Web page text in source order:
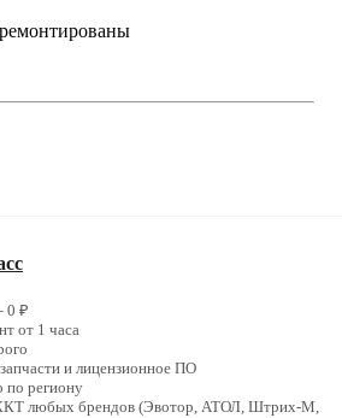
0 ₽
от 1 часа
и лицензионное ПО
по региону
любых брендов (Эвотор, АТОЛ, Штрих-М,